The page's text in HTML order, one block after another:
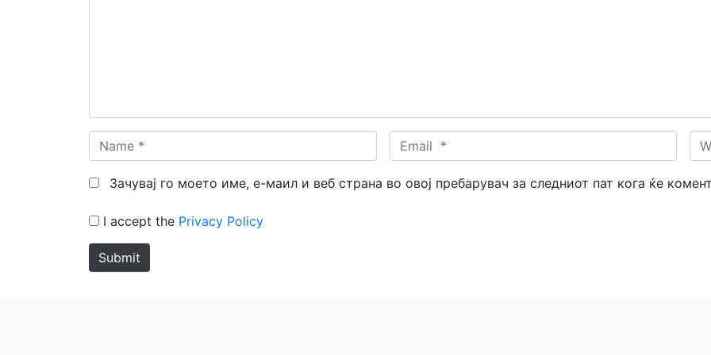
Name
*
Email
*
Зачувај го моето име, е-маил и веб страна во овој пребарувач за следниот пат кога ќе
I accept the Privacy Policy
Submit